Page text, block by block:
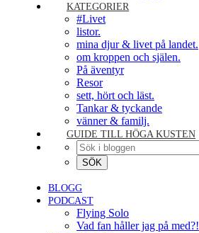
KATEGORIER
#Livet
listor.
mina djur & livet på landet.
om kroppen och själen.
På äventyr
Resor
sett, hört och läst.
Tankar & tyckande
vänner & familj.
GUIDE TILL HÖGA KUSTEN
BLOGG
PODCAST
Flying Solo
Vad fan håller jag på med?!